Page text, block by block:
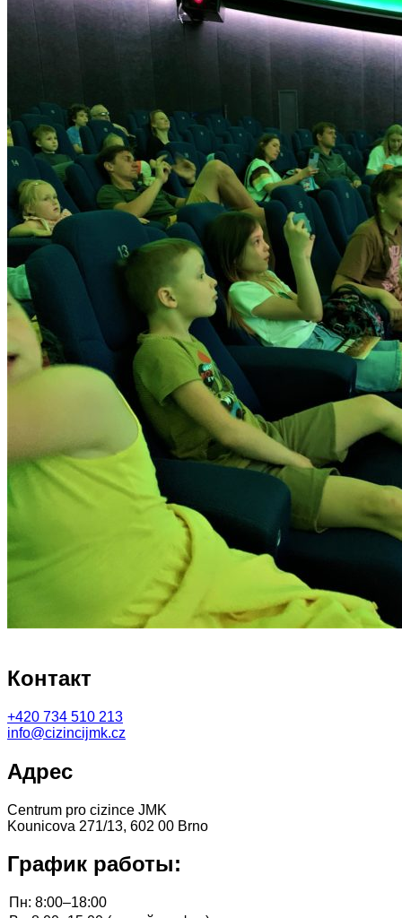
Контакт
+420 734 510 213
info@cizincijmk.cz
Адрес
Centrum pro cizince JMK
Kounicova 271/13, 602 00 Brno
График работы: